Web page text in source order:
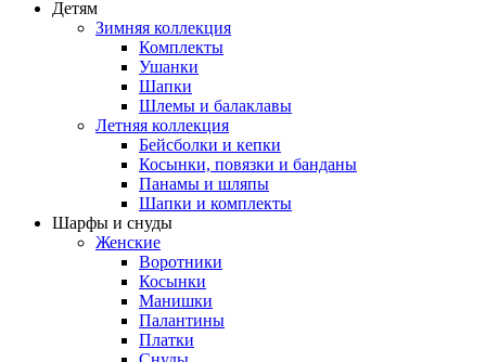
Детям
Зимняя коллекция
Комплекты
Ушанки
Шапки
Шлемы и балаклавы
Летняя коллекция
Бейсболки и кепки
Косынки, повязки и банданы
Панамы и шляпы
Шапки и комплекты
Шарфы и снуды
Женские
Воротники
Косынки
Манишки
Палантины
Платки